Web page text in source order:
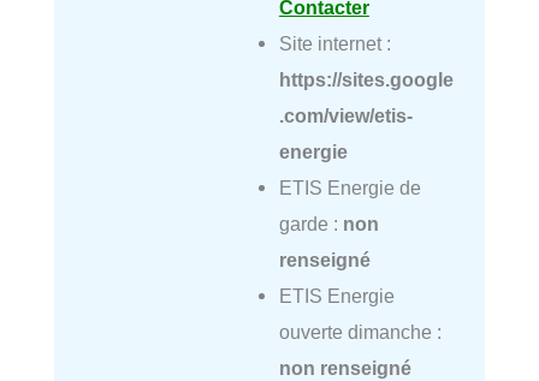
Contacter
Site internet :
https://sites.google
.com/view/etis-
energie
ETIS Energie de
garde : non
renseigné
ETIS Energie
ouverte dimanche :
non renseigné